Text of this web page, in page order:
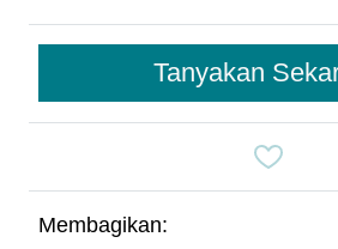
Tanyakan
Membagikan: